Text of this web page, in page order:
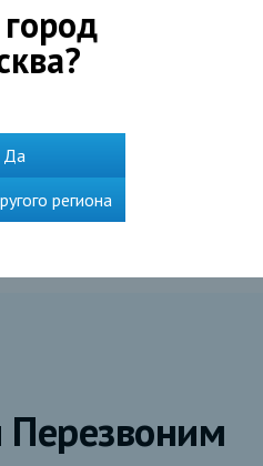
условия поручительств
Перезвоним
?
Да
региона